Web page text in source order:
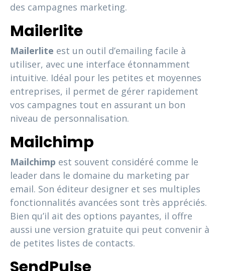
des campagnes marketing.
Mailerlite
Mailerlite est un outil d’emailing facile à
utiliser, avec une interface étonnamment
intuitive. Idéal pour les petites et moyennes
entreprises, il permet de gérer rapidement
vos campagnes tout en assurant un bon
niveau de personnalisation.
Mailchimp
Mailchimp est souvent considéré comme le
leader dans le domaine du marketing par
email. Son éditeur designer et ses multiples
fonctionnalités avancées sont très appréciés.
Bien qu’il ait des options payantes, il offre
aussi une version gratuite qui peut convenir à
de petites listes de contacts.